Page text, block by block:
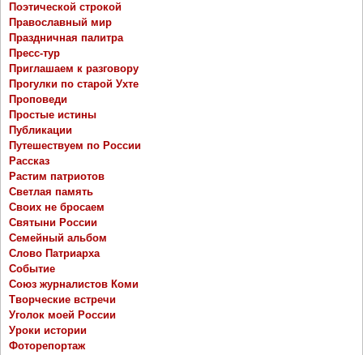
Поэтической строкой
Православный мир
Праздничная палитра
Пресс-тур
Приглашаем к разговору
Прогулки по старой Ухте
Проповеди
Простые истины
Публикации
Путешествуем по России
Рассказ
Растим патриотов
Светлая память
Своих не бросаем
Святыни России
Семейный альбом
Слово Патриарха
Событие
Союз журналистов Коми
Творческие встречи
Уголок моей России
Уроки истории
Фоторепортаж